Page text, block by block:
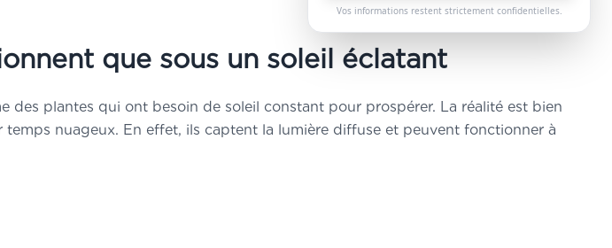
que sous un soleil éclatant
plantes qui ont besoin de soleil constant pour prospérer. La réalité est bien
nuageux. En effet, ils captent la lumière diffuse et peuvent fonctionner à
Vos informations restent strictement confidentielles.